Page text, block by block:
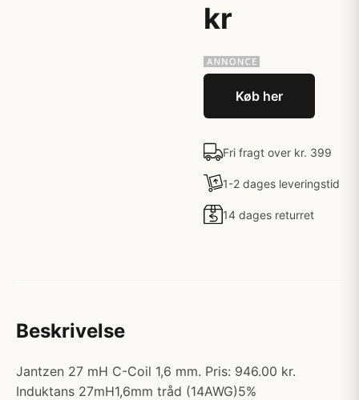
kr
Køb her
Fri fragt over kr. 399
1-2 dages leveringstid
14 dages returret
Beskrivelse
Jantzen 27 mH C-Coil 1,6 mm. Pris: 946.00 kr.
Induktans 27mH1,6mm tråd (14AWG)5%